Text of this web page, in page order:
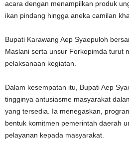
acara dengan menampilkan produk
ikan pindang hingga aneka camilan
Bupati Karawang Aep Syaepuloh
Maslani serta unsur Forkopimda turut
pelaksanaan kegiatan.
Dalam kesempatan itu, Bupati Aep
tingginya antusiasme masyarakat
yang tersedia. Ia menegaskan,
bentuk komitmen pemerintah daerah
pelayanan kepada masyarakat.